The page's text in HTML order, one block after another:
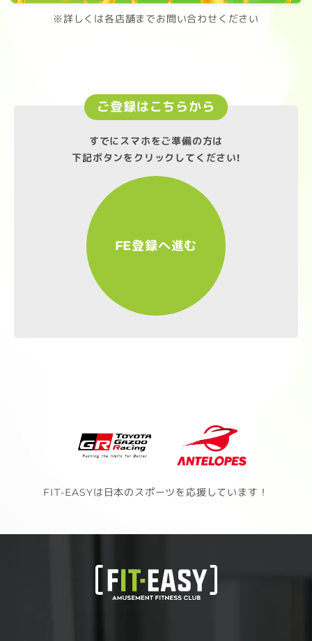
※詳しくは各店舗までお問い合わせください
ご登録はこちらから
すでにスマホをご準備の方は
下記ボタンをクリックしてください!
FE登録へ進む
FIT-EASYは日本のスポーツを応援しています！